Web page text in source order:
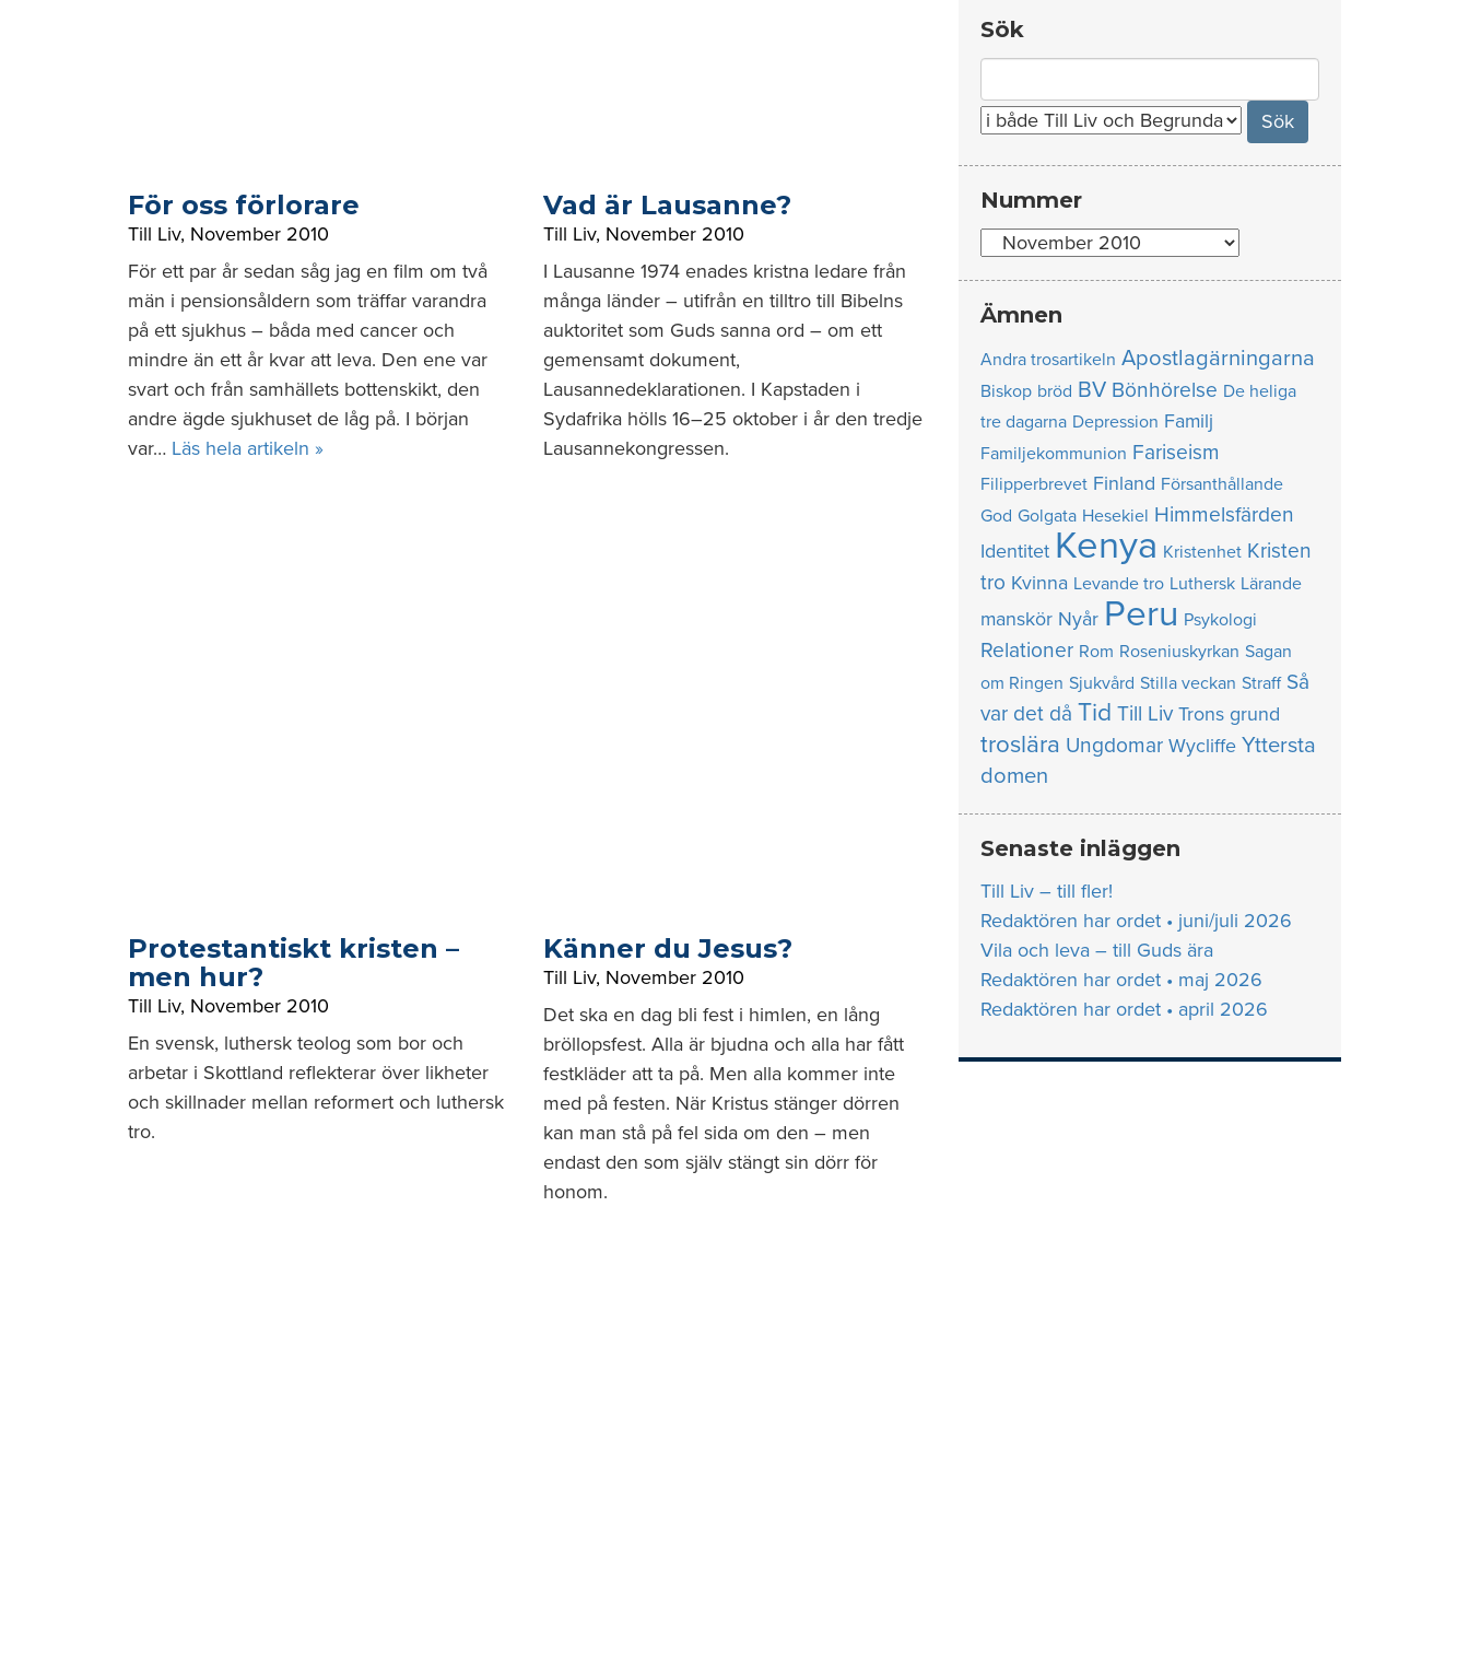
För oss förlorare
Till Liv, November 2010
För ett par år sedan såg jag en film om två
män i pensionsåldern som träffar varandra
på ett sjukhus – båda med cancer och
mindre än ett år kvar att leva. Den ene var
svart och från samhällets bottenskikt, den
andre ägde sjukhuset de låg på. I början
var… Läs hela artikeln »
Vad är Lausanne?
Till Liv, November 2010
I Lausanne 1974 enades kristna ledare från
många länder – utifrån en tilltro till Bibelns
auktoritet som Guds sanna ord – om ett
gemensamt dokument,
Lausannedeklarationen. I Kapstaden i
Sydafrika hölls 16–25 oktober i år den tredje
Lausannekongressen.
Protestantiskt kristen –
men hur?
Till Liv, November 2010
En svensk, luthersk teolog som bor och
arbetar i Skottland reflekterar över likheter
och skillnader mellan reformert och luthersk
tro.
Känner du Jesus?
Till Liv, November 2010
Det ska en dag bli fest i himlen, en lång
bröllopsfest. Alla är bjudna och alla har fått
festkläder att ta på. Men alla kommer inte
med på festen. När Kristus stänger dörren
kan man stå på fel sida om den – men
endast den som själv stängt sin dörr för
honom.
Sök
for:
Nummer
Nummer
Ämnen
Andra trosartikeln Apostlagärningarna
Biskop bröd BV Bönhörelse De heliga
tre dagarna Depression Familj
Familjekommunion Fariseism
Filipperbrevet Finland Försanthållande
God Golgata Hesekiel Himmelsfärden
Identitet Kenya Kristenhet Kristen
tro Kvinna Levande tro Luthersk Lärande
manskör Nyår Peru Psykologi
Relationer Rom Roseniuskyrkan Sagan
om Ringen Sjukvård Stilla veckan Straff Så
var det då Tid Till Liv Trons grund
troslära Ungdomar Wycliffe Yttersta
domen
Senaste inläggen
Till Liv – till fler!
Redaktören har ordet • juni/juli 2026
Vila och leva – till Guds ära
Redaktören har ordet • maj 2026
Redaktören har ordet • april 2026